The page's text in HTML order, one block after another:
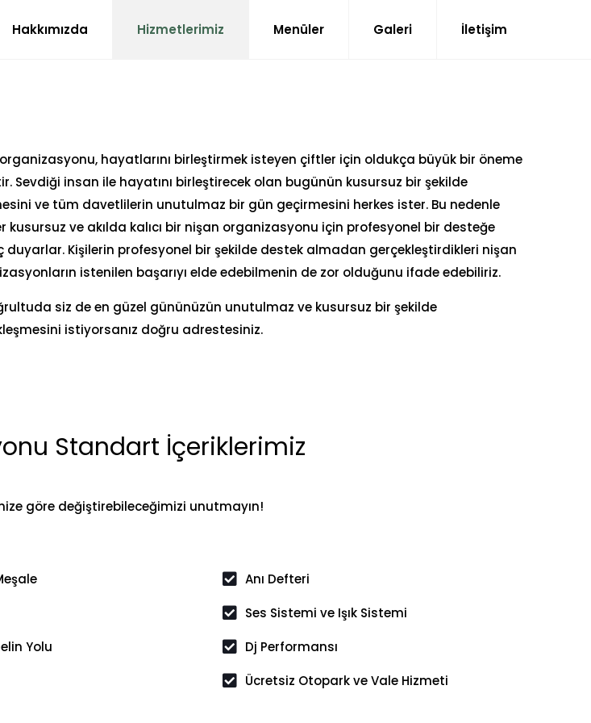
Hakkımızda Hizmetlerimiz Menüler Galeri İletişim
hayatlarını birleştirmek isteyen çiftler için oldukça büyük bir öneme
Sevdiği insan ile hayatını birleştirecek olan bugünün kusursuz bir şekilde
ve tüm davetlilerin unutulmaz bir gün geçirmesini herkes ister. Bu nedenle
kusursuz ve akılda kalıcı bir nişan organizasyonu için profesyonel bir desteğe
duyarlar. Kişilerin profesyonel bir şekilde destek almadan gerçekleştirdikleri nişan
istenilen başarıyı elde edebilmenin de zor olduğunu ifade edebiliriz.
siz de en güzel gününüzün unutulmaz ve kusursuz bir şekilde
istiyorsanız doğru adrestesiniz.
Standart İçeriklerimiz
göre değiştirebileceğimizi unutmayın!
Yolu
Anı Defteri
Ses Sistemi ve Işık Sistemi
Dj Performansı
Ücretsiz Otopark ve Vale Hizmeti